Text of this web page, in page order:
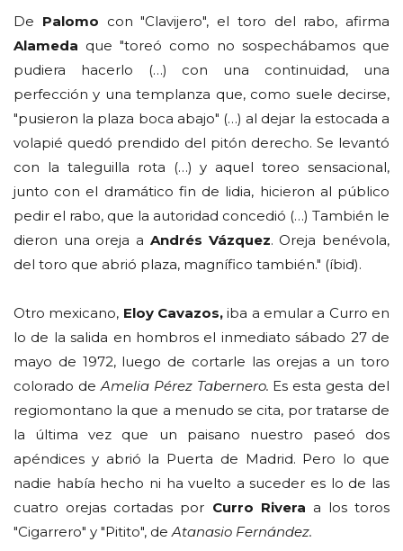
De Palomo con "Clavijero", el toro del rabo, afirma
Alameda que "toreó como no sospechábamos que
pudiera hacerlo (…) con una continuidad, una
perfección y una templanza que, como suele decirse,
"pusieron la plaza boca abajo" (…) al dejar la estocada a
volapié quedó prendido del pitón derecho. Se levantó
con la taleguilla rota (…) y aquel toreo sensacional,
junto con el dramático fin de lidia, hicieron al público
pedir el rabo, que la autoridad concedió (…) También le
dieron una oreja a Andrés Vázquez. Oreja benévola,
del toro que abrió plaza, magnífico también." (íbid).
Otro mexicano, Eloy Cavazos, iba a emular a Curro en
lo de la salida en hombros el inmediato sábado 27 de
mayo de 1972, luego de cortarle las orejas a un toro
colorado de Amelia Pérez Tabernero. Es esta gesta del
regiomontano la que a menudo se cita, por tratarse de
la última vez que un paisano nuestro paseó dos
apéndices y abrió la Puerta de Madrid. Pero lo que
nadie había hecho ni ha vuelto a suceder es lo de las
cuatro orejas cortadas por Curro Rivera a los toros
"Cigarrero" y "Pitito", de Atanasio Fernández.